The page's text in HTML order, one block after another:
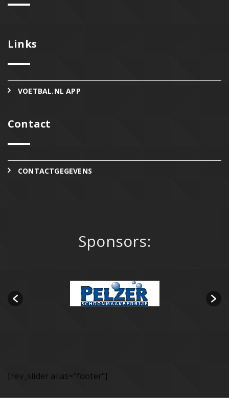
Links
VOETBAL.NL APP
Contact
CONTACTGEGEVENS
Sponsors:
[rev_slider alias="footer"]